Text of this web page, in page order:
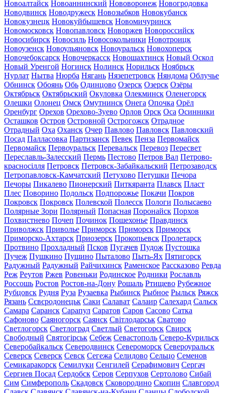
Новоалтайск Новоаннинский Нововоронеж Новогродовка
Новодвинск Новодружеск Новозыбков Новокубанск
Новокузнецк Новокуйбышевск Новомичуринск
Новомосковск Новопавловск Новоржев Новороссийск
Новосибирск Новосиль Новосокольники Новотроицк
Новоузенск Новоульяновск Новоуральск Новохоперск
Новочебоксарск Новочеркасск Новошахтинск Новый Оскол
Новый Уренгой Ногинск Нолинск Норильск Ноябрьск
Нурлат Нытва Нюрба Нягань Нязепетровск Няндома Облучье
Обнинск Обоянь Обь Одинцово Озерск Озерск Озёры
Октябрьск Октябрьский Окуловка Олекминск Оленегорск
Олешки Олонец Омск Омутнинск Онега Опочка Орёл
Оренбург Орехов Орехово-Зуево Орлов Орск Оса Осинники
Осташков Остров Островной Острогожск Отрадное
Отрадный Оха Оханск Очер Павлово Павловск Павловский
Посад Палласовка Партизанск Певек Пенза Первомайск
Первомайск Первоуральск Перевальск Перевоз Пересвет
Переславль-Залесский Пермь Пестово Петров Вал Петрово-
красносілля Петровск Петровск-Забайкальский Петрозаводск
Петропавловск-Камчатский Петухово Петушки Печора
Печоры Пикалево Пионерский Питкяранта Плавск Пласт
Плес Поворино Подольск Подпорожье Покачи Покров
Покровск Покровск Полевской Полесск Пологи Полысаево
Полярные Зори Полярный Попасная Поронайск Порхов
Похвистнево Почеп Починок Пошехонье Правдинск
Приволжск Приволье Приморск Приморск Приморск
Приморско-Ахтарск Приозерск Прокопьевск Пролетарск
Протвино Прохладный Псков Пугачев Пудож Пустошка
Пучеж Пушкино Пущино Пыталово Пыть-Ях Пятигорск
Радужный Радужный Райчихинск Раменское Рассказово Ревда
Реж Реутов Ржев Ровеньки Родинское Родники Рославль
Россошь Ростов Ростов-на-Дону Рошаль Ртищево Рубежное
Рубцовск Рудня Руза Рузаевка Рыбинск Рыбное Рыльск Ряжск
Рязань Сєвєродонецьк Саки Салават Салаир Салехард Сальск
Самара Саранск Сарапул Саратов Саров Сасово Сатка
Сафоново Саяногорск Саянск Світлодарськ Сватово
Светлогорск Светлоград Светлый Светогорск Свирск
Свободный Святогірськ Себеж Севастополь Северо-Курильск
Северобайкальск Северодвинск Североморск Североуральск
Северск Северск Севск Сегежа Селидово Сельцо Семенов
Семикаракорск Семилуки Сенгилей Серафимович Сергач
Сергиев Посад Сердобск Серов Серпухов Сертолово Сибай
Сим Симферополь Скадовск Сковородино Скопин Славгород